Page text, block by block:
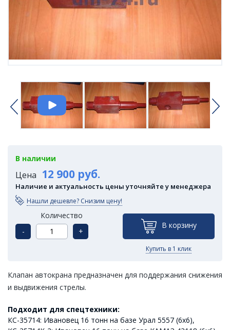
В наличии
Цена 12 900 руб.
Наличие и актуальность цены уточняйте у менеджера
Нашли дешевле? Снизим цену!
Количество
-
+
В корзину
Купить в 1 клик
Клапан автокрана предназначен для поддержания снижения
и выдвижения стрелы.
Подходит для спецтехники:
КС-35714: Ивановец 16 тонн на базе Урал 5557 (6х6),